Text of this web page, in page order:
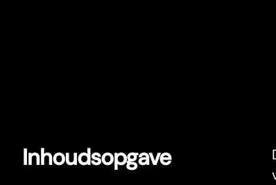
Inhoudsopgave